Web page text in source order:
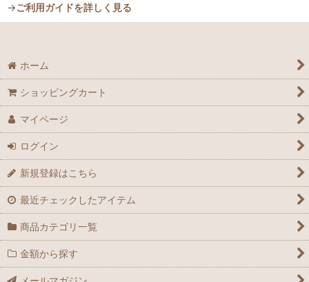
→ご利用ガイドを詳しく見る
ホーム
ショッピングカート
マイページ
ログイン
新規登録はこちら
最近チェックしたアイテム
商品カテゴリ一覧
金額から探す